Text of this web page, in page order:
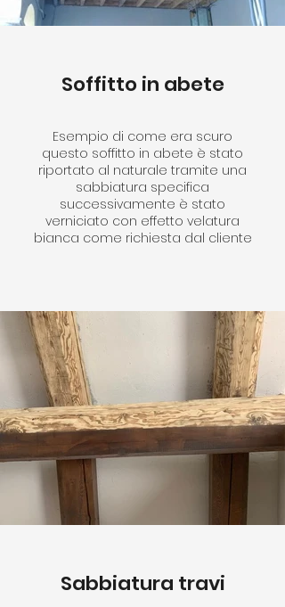
Soffitto in abete
Esempio di come era scuro
questo soffitto in abete è stato
riportato al naturale tramite una
sabbiatura specifica
successivamente è stato
verniciato con effetto velatura
bianca come richiesta dal cliente
Sabbiatura travi